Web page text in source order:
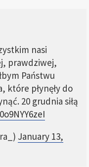
nasi
prawdziwej,
Państwu
które płynęły do
20 grudnia siłą
January 13,